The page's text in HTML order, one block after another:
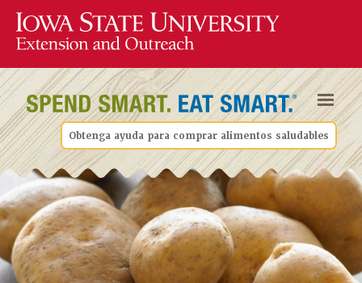
Obtenga ayuda para comprar alimentos saludables